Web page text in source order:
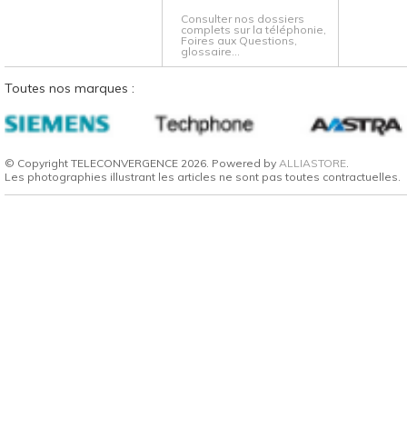
Consulter nos dossiers
complets sur la téléphonie,
Foires aux Questions,
glossaire...
Toutes nos marques :
© Copyright TELECONVERGENCE 2026. Powered by ALLIASTORE.
Les photographies illustrant les articles ne sont pas toutes contractuelles.